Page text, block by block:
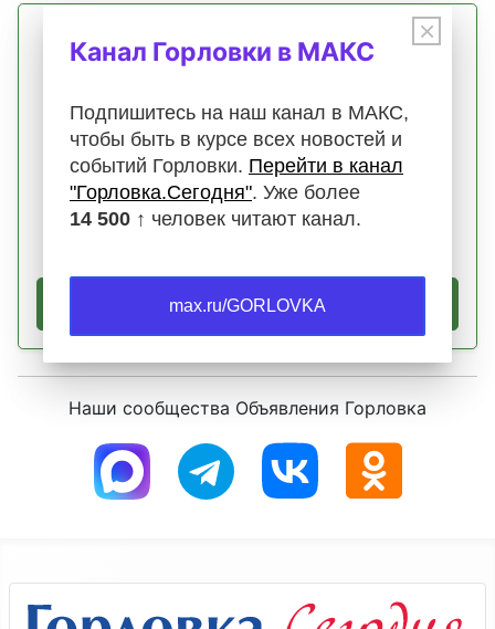
быстрая и удобна подача
до 20 фото в объявлении
комментарии и чаты
продвижение объявлений
модерация и статистика
Подать объявление
Наши сообщества Объявления Горловка
×
Канал Горловки в МАКС
Подпишитесь на наш канал в МАКС,
чтобы быть в курсе всех новостей и
событий Горловки. Перейти в канал
"Горловка.Сегодня". Уже более
14 500 ↑ человек читают канал.
max.ru/GORLOVKA